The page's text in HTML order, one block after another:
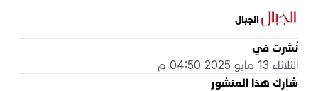
الجبال
نُشرت في
الثلاثاء 13 مايو 2025 04:50 م
شارك هذا المنشور